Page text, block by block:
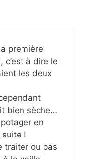
première
c’est à dire le
les deux
bien sèche…
en
suite !
traiter ou pas